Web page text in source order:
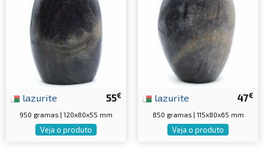
55€
lazurite
950 gramas | 120x80x55 mm
Veja o produto
47€
lazurite
850 gramas | 115x80x65 mm
Veja o produto